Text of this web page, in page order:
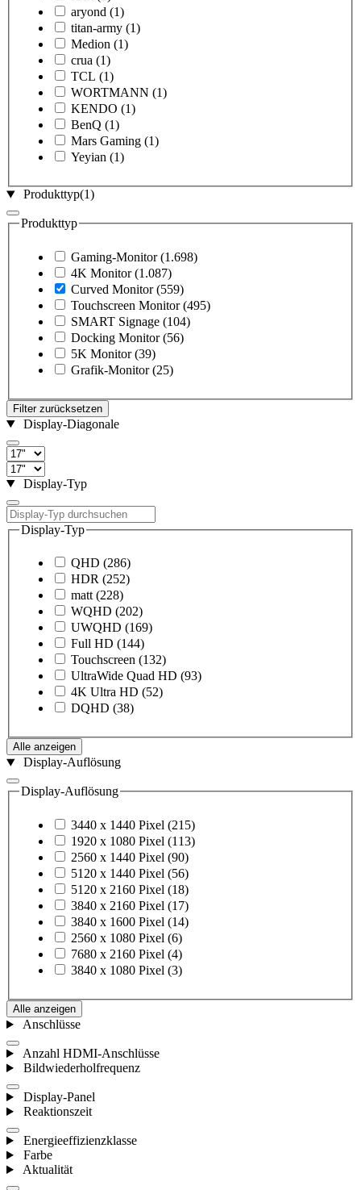
aryond (1)
titan-army (1)
Medion (1)
crua (1)
TCL (1)
WORTMANN (1)
KENDO (1)
BenQ (1)
Mars Gaming (1)
Yeyian (1)
Produkttyp(1)
Produkttyp
Gaming-Monitor (1.698)
4K Monitor (1.087)
Curved Monitor (559)
Touchscreen Monitor (495)
SMART Signage (104)
Docking Monitor (56)
5K Monitor (39)
Grafik-Monitor (25)
Filter zurücksetzen
Display-Diagonale
Display-Typ
Display-Typ
QHD (286)
HDR (252)
matt (228)
WQHD (202)
UWQHD (169)
Full HD (144)
Touchscreen (132)
UltraWide Quad HD (93)
4K Ultra HD (52)
DQHD (38)
Alle anzeigen
Display-Auflösung
Display-Auflösung
3440 x 1440 Pixel (215)
1920 x 1080 Pixel (113)
2560 x 1440 Pixel (90)
5120 x 1440 Pixel (56)
5120 x 2160 Pixel (18)
3840 x 2160 Pixel (17)
3840 x 1600 Pixel (14)
2560 x 1080 Pixel (6)
7680 x 2160 Pixel (4)
3840 x 1080 Pixel (3)
Alle anzeigen
Anschlüsse
Anzahl HDMI-Anschlüsse
Bildwiederholfrequenz
Display-Panel
Reaktionszeit
Energieeffizienzklasse
Farbe
Aktualität